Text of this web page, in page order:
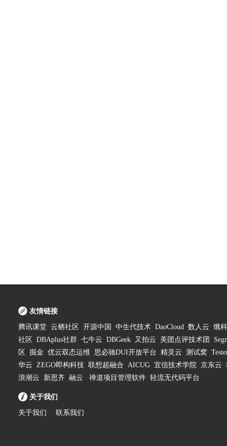
友情链接
腾讯课堂 云栖社区 开源中国 中生代技术 DaoCloud 数人云 饿
社区
DBAplus社群 七牛云 DBGeek 又拍云 美团点评技术团
区
掘金 优云双态运维 思必驰DUI开放平台 精灵云 测试窝
华云 ZEGO即构科技 联想超融合 AICUG 宜信技术学院 京东云
浪潮云
新思齐 融云 禅道项目管理软件 轻流无代码平台
关于我们
关于我们 联系我们